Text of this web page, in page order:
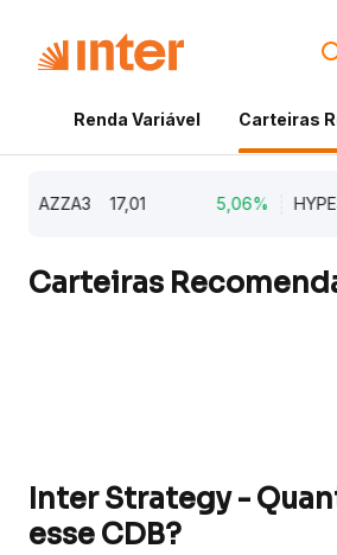
Renda Variável Carteiras
AZZA3 17,01 5,06% HYPE3
Carteiras
Inter Strategy -
esse CDB?